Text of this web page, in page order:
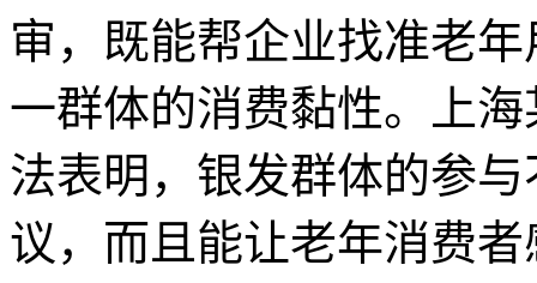
审，既能帮企业找准老
一群体的消费黏性。上
法表明，银发群体的参
议，而且能让老年消费